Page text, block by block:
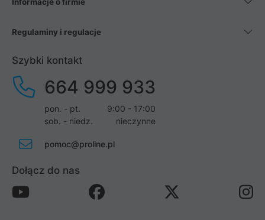
Informacje o firmie
Regulaminy i regulacje
Szybki kontakt
664 999 933
pon. - pt.
9:00 - 17:00
sob. - niedz.
nieczynne
pomoc@proline.pl
Dołącz do nas